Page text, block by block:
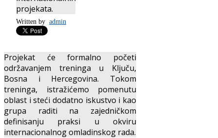
projekata.
Written by admin
Projekat će formalno početi
održavanjem treninga u Ključu,
Bosna i Hercegovina. Tokom
treninga, istražićemo pomenutu
oblast i steći dodatno iskustvo i kao
grupa raditi na zajedničkom
definisanju praksi u okviru
internacionalnog omladinskog rada.